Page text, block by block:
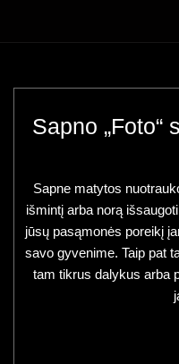
Sapno „Foto“
Sapne matytos
išmintį arba norą
jūsų pasąmonės poreikį
savo gyvenime. Taip pat
tam tikrus dalykus arba